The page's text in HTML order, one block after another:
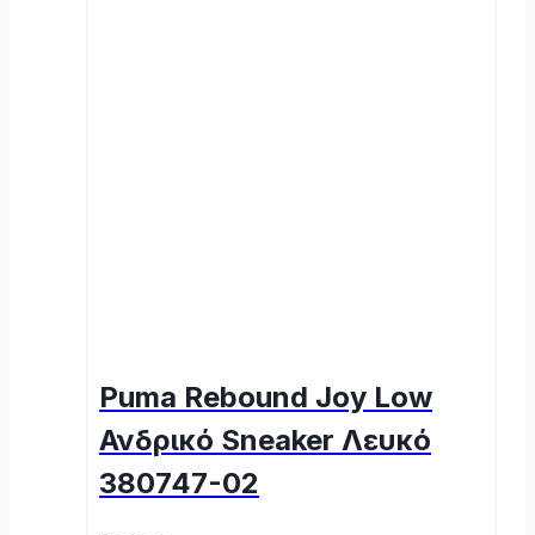
Puma Rebound Joy Low
Ανδρικό Sneaker Λευκό
380747-02